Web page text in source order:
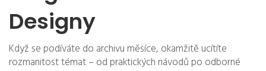
Designy
Když se podíváte do archivu měsíce, okamžitě ucítíte
rozmanitost témat – od praktických návodů po odborné